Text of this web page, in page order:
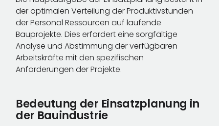
der optimalen Verteilung der Produktivstunden
der Personal Ressourcen auf laufende
Bauprojekte. Dies erfordert eine sorgfältige
Analyse und Abstimmung der verfügbaren
Arbeitskräfte mit den spezifischen
Anforderungen der Projekte.
Bedeutung der Einsatzplanung in
der Bauindustrie